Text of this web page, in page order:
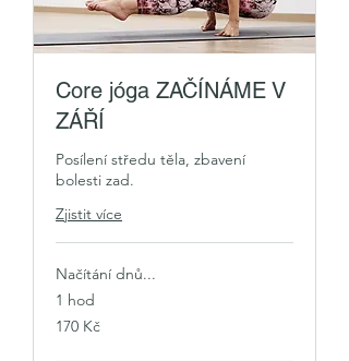
Core jóga ZAČÍNÁME V
ZÁŘÍ
Posílení středu těla, zbavení
bolesti zad.
Zjistit více
Načítání dnů...
1 hod
170
českých
170 Kč